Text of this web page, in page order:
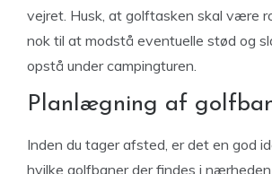
vejret. Husk, at golftasken skal være
nok til at modstå eventuelle stød og
opstå under campingturen.
Planlægning af
Inden du tager afsted, er det en god
hvilke golfbaner der findes i